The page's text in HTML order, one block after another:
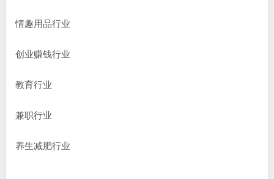
情趣用品行业
创业赚钱行业
教育行业
兼职行业
养生减肥行业